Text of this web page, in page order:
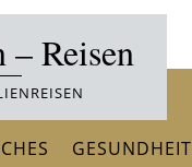
Reisen
GESUNDHEIT